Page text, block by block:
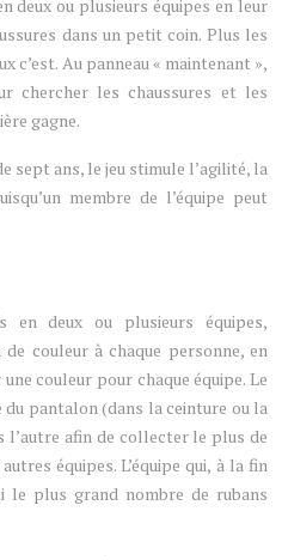
deux ou plusieurs équipes en leur
dans un petit coin. Plus les
c’est. Au panneau « maintenant »,
chercher les chaussures et les
gagne.
sept ans, le jeu stimule l’agilité, la
membre de l’équipe peut
en deux ou plusieurs équipes,
couleur à chaque personne, en
couleur pour chaque équipe. Le
du pantalon (dans la ceinture ou la
l’autre afin de collecter le plus de
équipes. L’équipe qui, à la fin
le plus grand nombre de rubans